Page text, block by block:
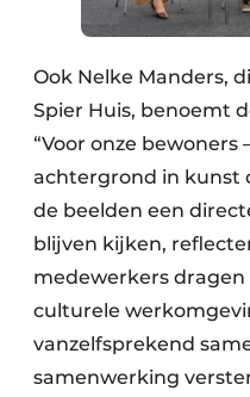
Ook Nelke Manders,
Spier Huis, benoemt
“Voor onze bewoners
achtergrond in kunst
de beelden een
blijven kijken,
medewerkers dragen
culturele
vanzelfsprekend
samenwerking